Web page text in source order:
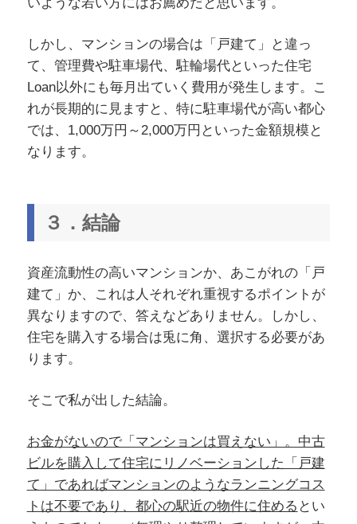
しかし、マンションの場合は「戸建て」と違っ
て、管理費や駐車場代、駐輪場代といった住宅
Loan以外にも毎月出ていく費用が発生します。こ
れが長期的に見ますと、特に駐車場代が高い都心
では、1,000万円～2,000万円といった金額規模と
なります。
３．結論
資産流動性の高いマンションか、あこがれの「戸
建て」か、これは人それぞれ重視するポイントが
異なりますので、答えなどありません。しかし、
住宅を購入する場合は兎に角、選択する必要があ
ります。
そこで私が出した結論。
お金がないので「マンションは買えない」。中古
ビルを購入して住宅にリノベーションした「戸建
て」であればマンションのようなランニングコス
トは不要であり、都心の駅近の物件に住める とい